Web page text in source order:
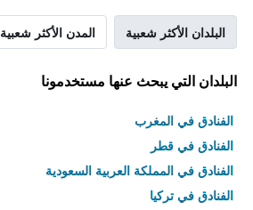
البلدان الأكثر شعبية المدن الأكثر شعبية
البلدان التي يبحث عنها مستخدمونا
الفنادق في المغرب
الفنادق في قطر
الفنادق في المملكة العربية السعودية
الفنادق في تركيا